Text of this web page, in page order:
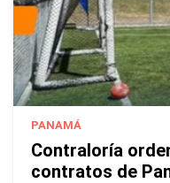
PANAMÁ
Contraloría
contratos de